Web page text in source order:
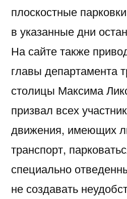
плоскостные
в указанные дни
На сайте также
главы департамента
столицы Максима
призвал всех
движения, имеющих
транспорт,
специально
не создавать